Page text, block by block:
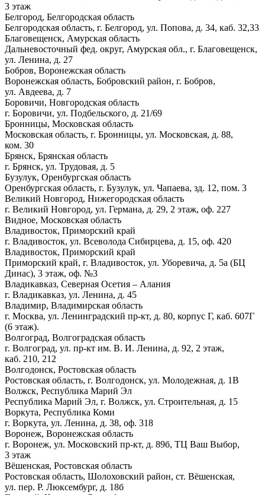
3 этаж
Белгород, Белгородская область
Белгородская область, г. Белгород, ул. Попова, д. 34, каб. 32,33
Благовещенск, Амурская область
Дальневосточный фед. округ, Амурская обл., г. Благовещенск,
ул. Ленина, д. 27
Бобров, Воронежская область
Воронежская область, Бобровский район, г. Бобров,
ул. Авдеева, д. 7
Боровичи, Новгородская область
г. Боровичи, ул. Подбельского, д. 21/69
Бронницы, Московская область
Московская область, г. Бронницы, ул. Московская, д. 88,
ком. 30
Брянск, Брянская область
г. Брянск, ул. Трудовая, д. 5
Бузулук, Оренбургская область
Оренбургская область, г. Бузулук, ул. Чапаева, зд. 12, пом. 3
Великий Новгород, Нижегородская область
г. Великий Новгород, ул. Германа, д. 29, 2 этаж, оф. 227
Видное, Московская область
Владивосток, Приморский край
г. Владивосток, ул. Всеволода Сибирцева, д. 15, оф. 420
Владивосток, Приморский край
Приморский край, г. Владивосток, ул. Уборевича, д. 5а (БЦ
Динас), 3 этаж, оф. №3
Владикавказ, Северная Осетия – Алания
г. Владикавказ, ул. Ленина, д. 45
Владимир, Владимирская область
г. Москва, ул. Ленинградский пр-кт, д. 80, корпус Г, каб. 607Г
(6 этаж).
Волгоград, Волгоградская область
г. Волгоград, ул. пр-кт им. В. И. Ленина, д. 92, 2 этаж,
каб. 210, 212
Волгодонск, Ростовская область
Ростовская область, г. Волгодонск, ул. Молодежная, д. 1В
Волжск, Республика Марий Эл
Республика Марий Эл, г. Волжск, ул. Строительная, д. 15
Воркута, Республика Коми
г. Воркута, ул. Ленина, д. 38, оф. 318
Воронеж, Воронежская область
г. Воронеж, ул. Московский пр-кт, д. 89б, ТЦ Ваш Выбор,
3 этаж
Вёшенская, Ростовская область
Ростовская область, Шолоховский район, ст. Вёшенская,
ул. пер. Р. Люксембург, д. 18б